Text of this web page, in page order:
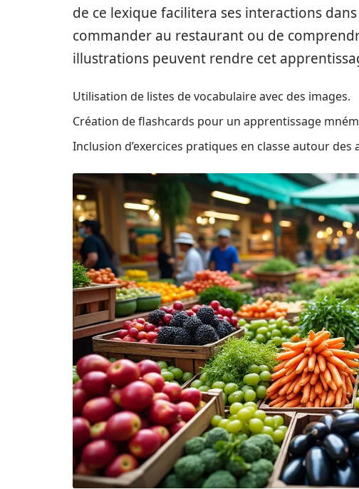
de ce lexique facilitera ses interactions dans
commander au restaurant ou de
illustrations peuvent rendre cet
Utilisation de listes de vocabulaire avec des images.
Création de flashcards pour un apprentissage
Inclusion d’exercices pratiques en classe autour des